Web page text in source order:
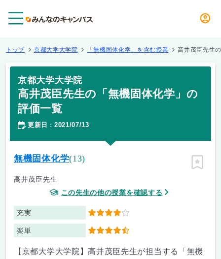
トップ 京都大学大学院 「無機固体化学」を含む授業 高井茂臣先生
京都大学大学院
高井茂臣先生の「無機固体化学」の
評価一覧
更新日 ： 2021/07/13
無機固体化学(13)
高井茂臣先生
この先生の他の授業を確認する
充実 4
楽単 4.5
ピン留
【京都大学大学院】高井茂臣先生が担当する「無機